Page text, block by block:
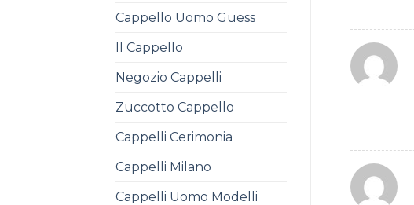
Cappello Uomo Guess
Il Cappello
Negozio Cappelli
Zuccotto Cappello
Cappelli Cerimonia
Cappelli Milano
Cappelli Uomo Modelli